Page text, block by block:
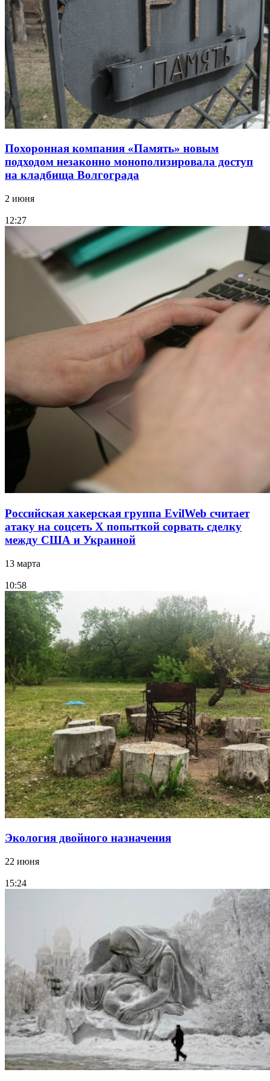
Похоронная компания «Память» новым
подходом незаконно монополизировала доступ
на кладбища Волгограда
2 июня
12:27
Российская хакерская группа EvilWeb считает
атаку на соцсеть Х попыткой сорвать сделку
между США и Украиной
13 марта
10:58
Экология двойного назначения
22 июня
15:24